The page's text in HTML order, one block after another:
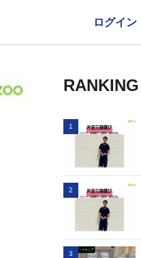
ログイン
RANKING
1
2
3